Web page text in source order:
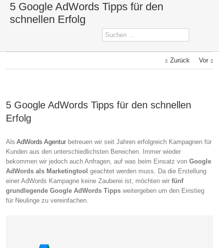
5 Google AdWords Tipps für den
schnellen Erfolg
Zurück Vor
5 Google AdWords Tipps für den schnellen
Erfolg
Als AdWords Agentur betreuen wir seit Jahren erfolgreich Kampagnen für
Kunden aus den unterschiedlichsten Bereichen. Immer wieder
bekommen wir jedoch auch Anfragen, auf was beim Einsatz von Google
AdWords als Marketingtool geachtet werden muss. Da die Erstellung
einer AdWords Kampagne keine Zauberei ist, möchten wir fünf
grundlegende Google AdWords Tipps weitergeben um den Einstieg
für Neulinge zu vereinfachen.